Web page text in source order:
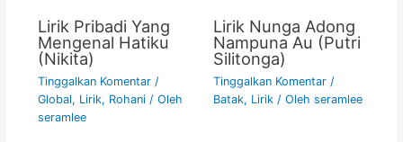
Lirik Pribadi Yang
Mengenal Hatiku
(Nikita)
Tinggalkan Komentar /
Global, Lirik, Rohani/ Oleh
seramlee
Lirik Nunga Adong
Nampuna Au (Putri
Silitonga)
Tinggalkan Komentar /
Batak, Lirik/ Oleh seramlee